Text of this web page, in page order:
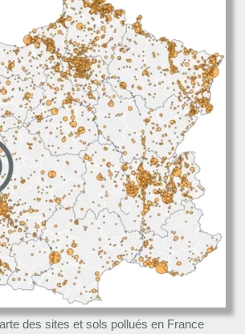
des sites et sols pollués en France